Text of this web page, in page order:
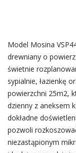
Model Mosina
drewniany o
świetnie
sypialnie, łazienkę
powierzchni 25m2,
dzienny z aneksem
dokładne
pozwoli
niezastąpionym